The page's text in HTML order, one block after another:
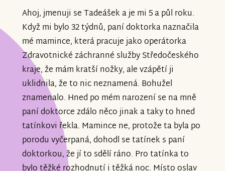
Ahoj, jmenuji se Tadeášek a je mi 5 a půl roku.
Když mi bylo 32 týdnů, paní doktorka naznačila
mé mamince, která pracuje jako operátorka
Zdravotnické záchranné služby Středočeského
kraje, že mám kratší nožky, ale vzápětí ji
uklidnila, že to nic neznamená. Bohužel
znamenalo. Hned po mém narození se na mně
paní doktorce zdálo něco jinak a taky to hned
tatínkovi řekla. Mamince ne, protože ta byla po
porodu vyčerpaná, dohodl se tatínek s paní
doktorkou, že jí to sdělí ráno. Pro tatínka to